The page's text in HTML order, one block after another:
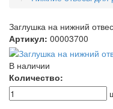
Заглушка на нижний
Артикул: 00003700
В наличии
Количество: